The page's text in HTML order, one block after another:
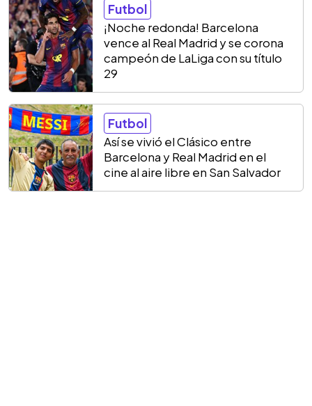
Futbol
¡Noche redonda! Barcelona
vence al Real Madrid y se corona
campeón de LaLiga con su título
29
Futbol
Así se vivió el Clásico entre
Barcelona y Real Madrid en el
cine al aire libre en San Salvador